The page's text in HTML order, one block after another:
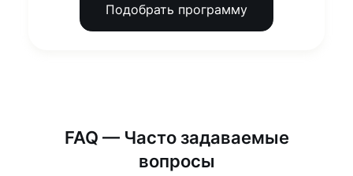
Подобрать программу
FAQ — Часто задаваемые
вопросы